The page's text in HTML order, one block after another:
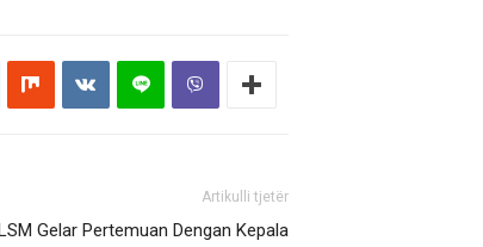
Artikulli tjetër
Gelar Pertemuan Dengan Kepala